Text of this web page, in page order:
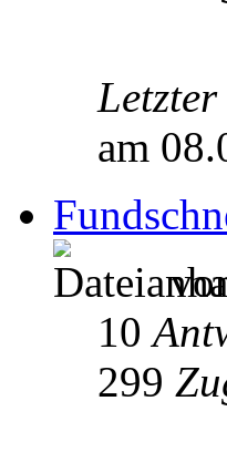
am
10
299